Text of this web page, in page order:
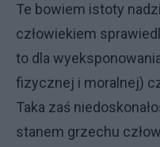
Te bowiem isto­ty
człowiekiem
to dla
fizycznej i moralnej)
Taka zaś
stanem grzechu